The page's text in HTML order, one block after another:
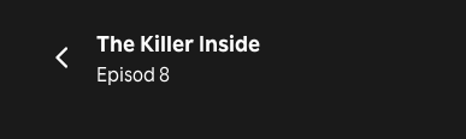
The Killer Inside
Episod 8